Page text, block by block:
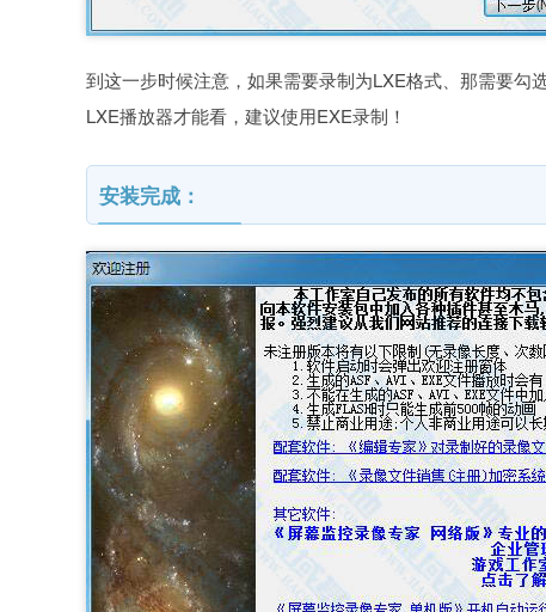
到这一步时候注意，如果需要录制为LXE格式、那需要
LXE播放器才能看，建议使用EXE录制！
安装完成：